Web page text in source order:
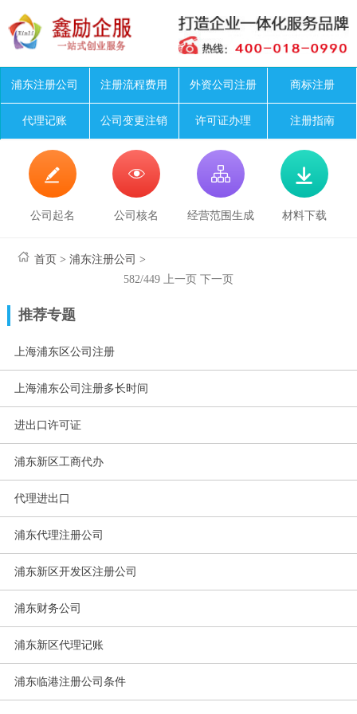
浦东注册公司 注册流程费用 外资公司注册 商标注册
代理记账 公司变更注销 许可证办理 注册指南

公司起名

公司核名

经营范围生成

材料下载
首页 >浦东注册公司 >
582/449
上一页 下一页
推荐专题
上海浦东区公司注册
上海浦东公司注册多长时间
进出口许可证
浦东新区工商代办
代理进出口
浦东代理注册公司
浦东新区开发区注册公司
浦东财务公司
浦东新区代理记账
浦东临港注册公司条件